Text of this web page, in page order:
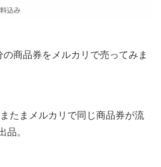
商品券をメルカリで売ってみま
たまメルカリで同じ商品券が流
品。